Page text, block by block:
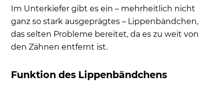
Im Unterkiefer gibt es ein – mehrheitlich nicht
ganz so stark ausgeprägtes – Lippenbändchen,
das selten Probleme bereitet, da es zu weit von
den Zähnen entfernt ist.
Funktion des Lippenbändchens